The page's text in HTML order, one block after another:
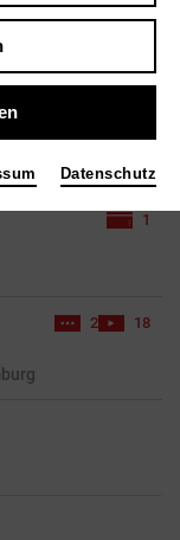
1
2 18
Datenschutz